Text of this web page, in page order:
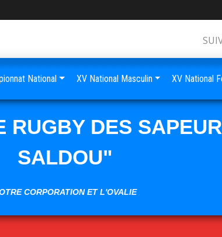
RUGBY DES
SALDOU"
CORPORATION ET L'OVALIE
National XV National Masculin XV National